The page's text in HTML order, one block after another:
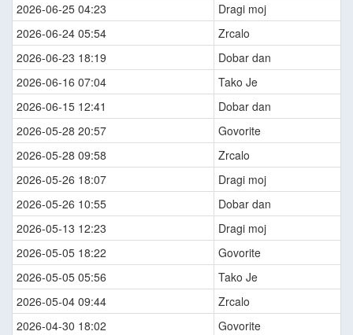
2026-06-25 04:23
Dragi moj
2026-06-24 05:54
Zrcalo
2026-06-23 18:19
Dobar dan
2026-06-16 07:04
Tako Je
2026-06-15 12:41
Dobar dan
2026-05-28 20:57
Govorite
2026-05-28 09:58
Zrcalo
2026-05-26 18:07
Dragi moj
2026-05-26 10:55
Dobar dan
2026-05-13 12:23
Dragi moj
2026-05-05 18:22
Govorite
2026-05-05 05:56
Tako Je
2026-05-04 09:44
Zrcalo
2026-04-30 18:02
Govorite